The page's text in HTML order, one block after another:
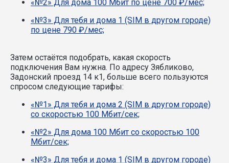
«№2» Для дома 100 Мбит по цене 700 ₽/мес;
«№3» Для тебя и дома 1 (SIM в другом городе)
по цене 790 ₽/мес;
Затем остаётся подобрать, какая скорость
подключения Вам нужна. По адресу Зябликово,
Задонский проезд 14 к1, больше всего пользуются
спросом следующие тарифы:
«№1» Для тебя и дома 2 (SIM в другом городе)
со скоростью 100 Мбит/сек;
«№2» Для дома 100 Мбит со скоростью 100
Мбит/сек;
«№3» Для тебя и дома 1 (SIM в другом городе)